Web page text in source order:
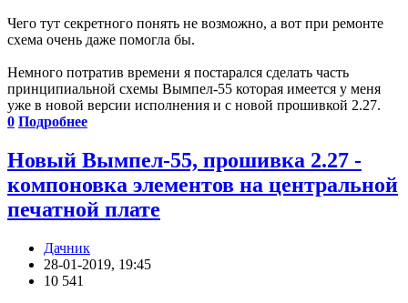
Чего тут секретного понять не возможно, а вот при ремонте
схема очень даже помогла бы.
Немного потратив времени я постарался сделать часть
принципиальной схемы Вымпел-55 которая имеется у меня
уже в новой версии исполнения и с новой прошивкой 2.27.
0 Подробнее
Новый Вымпел-55, прошивка 2.27 -
компоновка элементов на центральной
печатной плате
Дачник
28-01-2019, 19:45
10 541